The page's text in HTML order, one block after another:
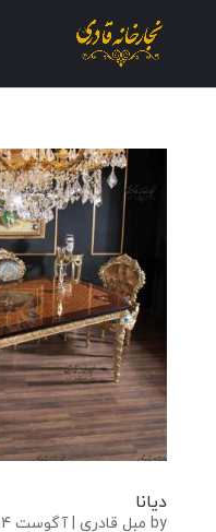
دیانا
by مبل قادری |آگوست 14, 2023